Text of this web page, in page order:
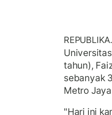
tahun),
sebanyak
Metro
"Hari ini